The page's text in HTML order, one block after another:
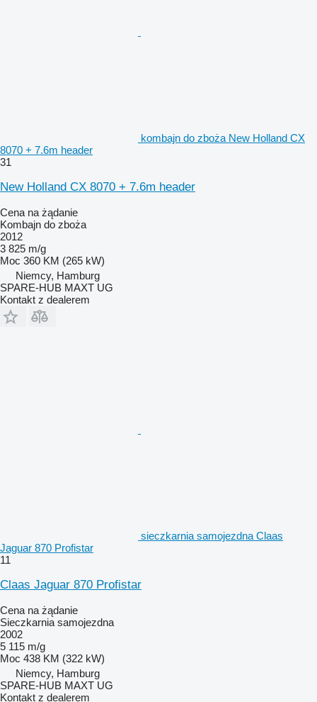
kombajn do zboża New Holland CX
8070 + 7.6m header
31
New Holland CX 8070 + 7.6m header
Cena na żądanie
Kombajn do zboża
2012
3 825 m/g
Moc 360 KM (265 kW)
Niemcy, Hamburg
SPARE-HUB MAXT UG
Kontakt z dealerem
sieczkarnia samojezdna Claas
Jaguar 870 Profistar
11
Claas Jaguar 870 Profistar
Cena na żądanie
Sieczkarnia samojezdna
2002
5 115 m/g
Moc 438 KM (322 kW)
Niemcy, Hamburg
SPARE-HUB MAXT UG
Kontakt z dealerem